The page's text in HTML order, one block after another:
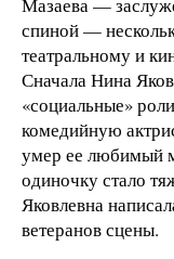
Мазаева —
спиной —
театральному и
Сначала Нина
«социальные»
комедийную
умер ее любимый
одиночку стало
Яковлевна
ветеранов сцены.